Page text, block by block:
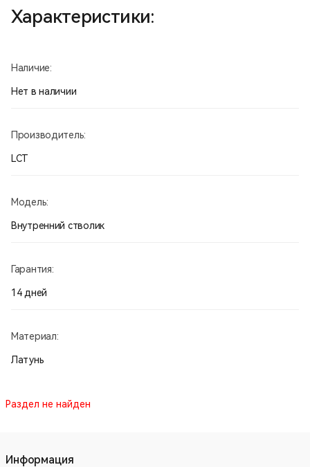
Характеристики:
Наличие:
Нет в наличии
Производитель:
LCT
Модель:
Внутренний стволик
Гарантия:
14 дней
Материал:
Латунь
Раздел не найден
Информация